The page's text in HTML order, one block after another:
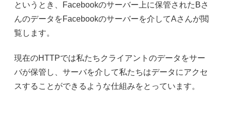
というとき、Facebookのサーバー上に保管されたBさ
んのデータをFacebookのサーバーを介してAさんが閲
覧します。
現在のHTTPでは私たちクライアントのデータをサー
バが保管し、サーバを介して私たちはデータにアクセ
スすることができるような仕組みをとっています。